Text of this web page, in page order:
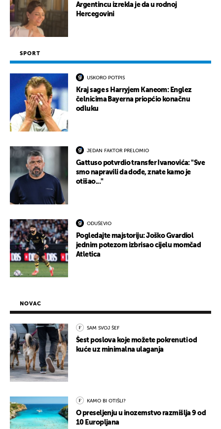
Argentincu izrekla je da u rodnoj
Hercegovini
SPORT
USKORO POTPIS
Kraj sage s Harryjem Kaneom: Englez
čelnicima Bayerna priopćio konačnu
odluku
JEDAN FAKTOR PRELOMIO
Gattuso potvrdio transfer Ivanovića: "Sve
smo napravili da dođe, znate kamo je
otišao..."
ODUŠEVIO
Pogledajte majstoriju: Joško Gvardiol
jednim potezom izbrisao cijelu momčad
Atletica
NOVAC
SAM SVOJ ŠEF
Šest poslova koje možete pokrenuti od
kuće uz minimalna ulaganja
KAMO BI OTIŠLI?
O preseljenju u inozemstvo razmišlja 9 od
10 Europljana